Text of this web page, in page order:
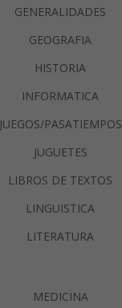
GENERALIDADES
GEOGRAFIA
HISTORIA
INFORMATICA
JUEGOS/PASATIEMPOS
JUGUETES
LIBROS DE TEXTOS
LINGUISTICA
LITERATURA
MEDICINA